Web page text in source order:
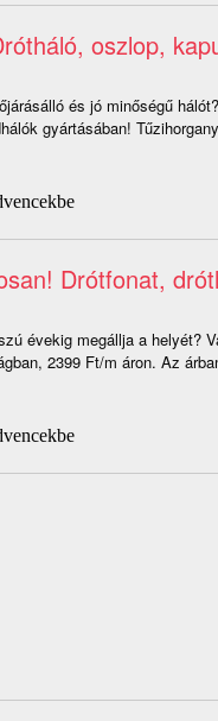
oszlop,
és jó minőségű
gyártásában!
Drótfonat,
évekig megállja a helyét?
2399 Ft/m áron. Az